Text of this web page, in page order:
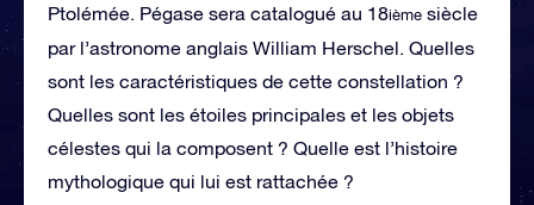
Ptolémée. Pégase sera catalogué au 18ième siècle
par l’astronome anglais William Herschel. Quelles
sont les caractéristiques de cette constellation ?
Quelles sont les étoiles principales et les objets
célestes qui la composent ? Quelle est l’histoire
mythologique qui lui est rattachée ?